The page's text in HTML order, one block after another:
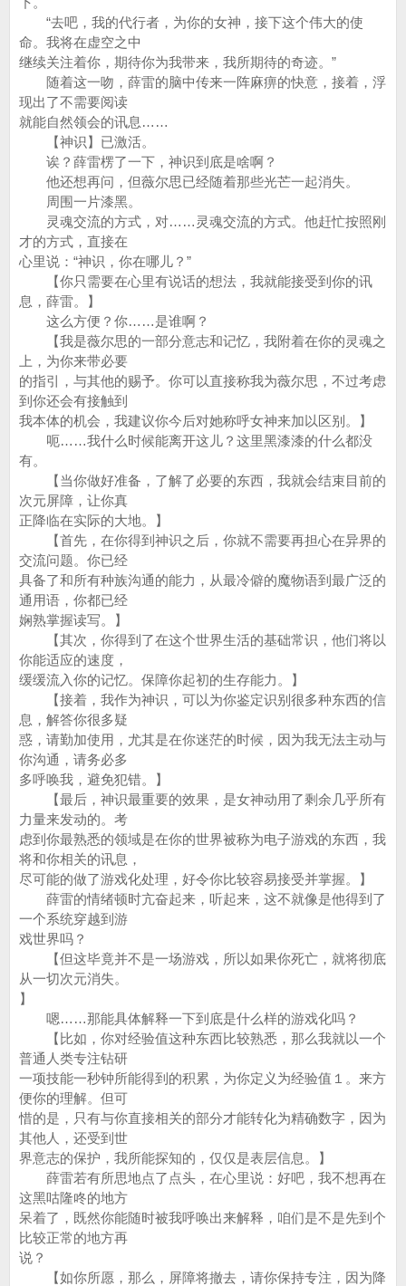
“去吧，我的代行者，为你的女神，接下这个伟大的使
命。我将在虚空之中
继续关注着你，期待你为我带来，我所期待的奇迹。”
随着这一吻，薛雷的脑中传来一阵麻痹的快意，接着，浮
现出了不需要阅读
就能自然领会的讯息……
【神识】已激活。
诶？薛雷楞了一下，神识到底是啥啊？
他还想再问，但薇尔思已经随着那些光芒一起消失。
周围一片漆黑。
灵魂交流的方式，对……灵魂交流的方式。他赶忙按照刚
才的方式，直接在
心里说：“神识，你在哪儿？”
【你只需要在心里有说话的想法，我就能接受到你的讯
息，薛雷。】
这么方便？你……是谁啊？
【我是薇尔思的一部分意志和记忆，我附着在你的灵魂之
上，为你来带必要
的指引，与其他的赐予。你可以直接称我为薇尔思，不过考虑
到你还会有接触到
我本体的机会，我建议你今后对她称呼女神来加以区别。】
呃……我什么时候能离开这儿？这里黑漆漆的什么都没
有。
【当你做好准备，了解了必要的东西，我就会结束目前的
次元屏障，让你真
正降临在实际的大地。】
【首先，在你得到神识之后，你就不需要再担心在异界的
交流问题。你已经
具备了和所有种族沟通的能力，从最冷僻的魔物语到最广泛的
通用语，你都已经
娴熟掌握读写。】
【其次，你得到了在这个世界生活的基础常识，他们将以
你能适应的速度，
缓缓流入你的记忆。保障你起初的生存能力。】
【接着，我作为神识，可以为你鉴定识别很多种东西的信
息，解答你很多疑
惑，请勤加使用，尤其是在你迷茫的时候，因为我无法主动与
你沟通，请务必多
多呼唤我，避免犯错。】
【最后，神识最重要的效果，是女神动用了剩余几乎所有
力量来发动的。考
虑到你最熟悉的领域是在你的世界被称为电子游戏的东西，我
将和你相关的讯息，
尽可能的做了游戏化处理，好令你比较容易接受并掌握。】
薛雷的情绪顿时亢奋起来，听起来，这不就像是他得到了
一个系统穿越到游
戏世界吗？
【但这毕竟并不是一场游戏，所以如果你死亡，就将彻底
从一切次元消失。
】
嗯……那能具体解释一下到底是什么样的游戏化吗？
【比如，你对经验值这种东西比较熟悉，那么我就以一个
普通人类专注钻研
一项技能一秒钟所能得到的积累，为你定义为经验值１。来方
便你的理解。但可
惜的是，只有与你直接相关的部分才能转化为精确数字，因为
其他人，还受到世
界意志的保护，我所能探知的，仅仅是表层信息。】
薛雷若有所思地点了点头，在心里说：好吧，我不想再在
这黑咕隆咚的地方
呆着了，既然你能随时被我呼唤出来解释，咱们是不是先到个
比较正常的地方再
说？
【如你所愿，那么，屏障将撤去，请你保持专注，因为降